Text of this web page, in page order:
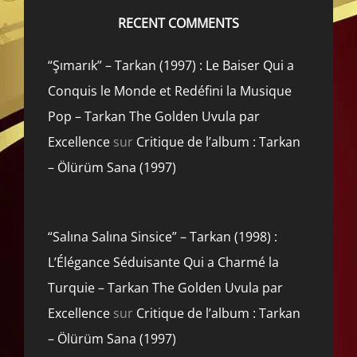
RECENT COMMENTS
“Şımarık” – Tarkan (1997) : Le Baiser Qui a
Conquis le Monde et Redéfini la Musique
Pop – Tarkan The Golden Uvula par
Excellence sur Critique de l’album : Tarkan
– Ölürüm Sana (1997)
“Salına Salına Sinsice” – Tarkan (1998) :
L’Élégance Séduisante Qui a Charmé la
Turquie – Tarkan The Golden Uvula par
Excellence sur Critique de l’album : Tarkan
– Ölürüm Sana (1997)